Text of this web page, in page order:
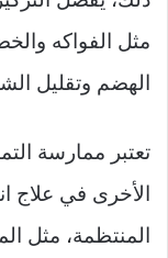
مثل الفواكه
الهضم وتقليل
تعتبر ممارسة
الأخرى في علاج
المنتظمة، مثل